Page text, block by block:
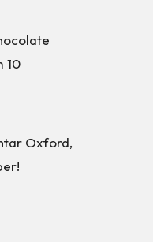
10
Oxford,